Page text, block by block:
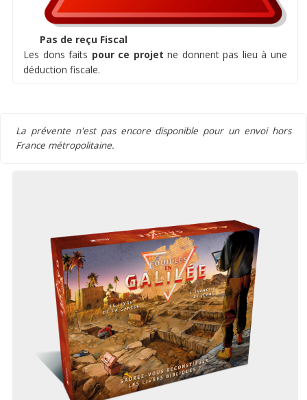
Pas de reçu Fiscal
Les dons faits pour ce projet ne donnent pas lieu à une
déduction fiscale.
La prévente n'est pas encore disponible pour un envoi hors
France métropolitaine.